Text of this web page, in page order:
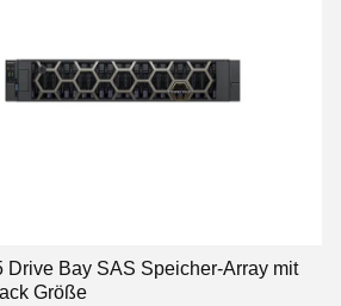
Drive Bay SAS Speicher-Array mit
Größe